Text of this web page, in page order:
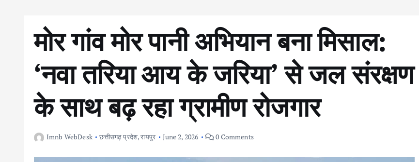
मोर गांव मोर पानी अभियान बना मिसाल:
‘नवा तरिया आय के जरिया’ से जल संरक्षण
के साथ बढ़ रहा ग्रामीण रोजगार
Imnb WebDesk छत्तीसगढ़ प्रदेश,रायपुर June 2, 2026 0 Comments